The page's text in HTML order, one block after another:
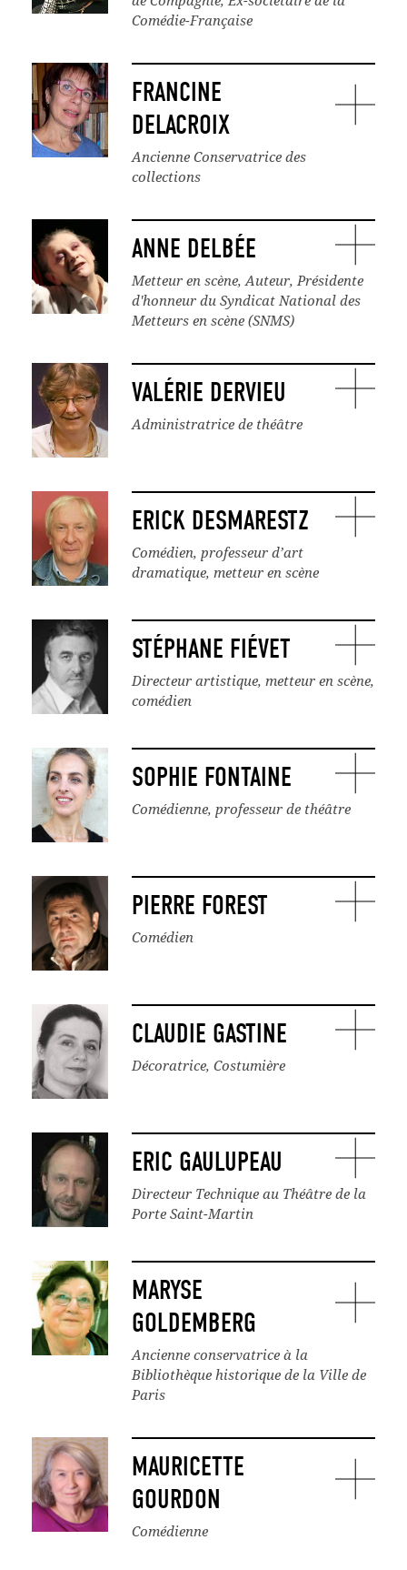
Comédie-Française
FRANCINE
DELACROIX
Ancienne Conservatrice des
collections
ANNE DELBÉE
Metteur en scène, Auteur, Présidente
d'honneur du Syndicat National des
Metteurs en scène (SNMS)
VALÉRIE DERVIEU
Administratrice de théâtre
ERICK DESMARESTZ
Comédien, professeur d’art
dramatique, metteur en scène
STÉPHANE FIÉVET
Directeur artistique, metteur en scène,
comédien
SOPHIE FONTAINE
Comédienne, professeur de théâtre
PIERRE FOREST
Comédien
CLAUDIE GASTINE
Décoratrice, Costumière
ERIC GAULUPEAU
Directeur Technique au Théâtre de la
Porte Saint-Martin
MARYSE
GOLDEMBERG
Ancienne conservatrice à la
Bibliothèque historique de la Ville de
Paris
MAURICETTE
GOURDON
Comédienne